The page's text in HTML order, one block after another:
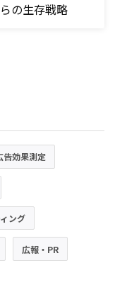
の生存戦略
告効果測定
ング
広報・PR